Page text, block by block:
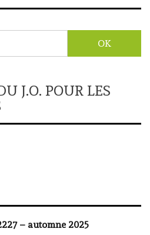
J.O. POUR LES
– automne 2025